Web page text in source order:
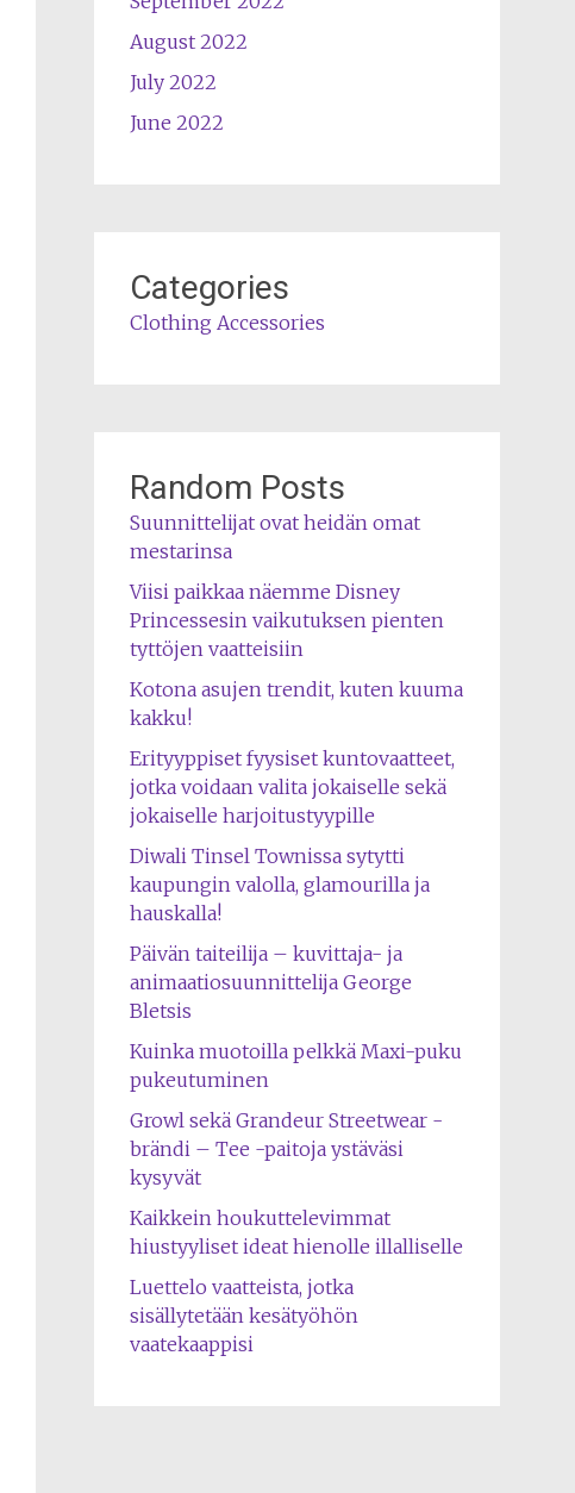
August 2022
July 2022
June 2022
Categories
Clothing Accessories
Random Posts
Suunnittelijat ovat heidän omat
mestarinsa
Viisi paikkaa näemme Disney
Princessesin vaikutuksen pienten
tyttöjen vaatteisiin
Kotona asujen trendit, kuten kuuma
kakku!
Erityyppiset fyysiset kuntovaatteet,
jotka voidaan valita jokaiselle sekä
jokaiselle harjoitustyypille
Diwali Tinsel Townissa sytytti
kaupungin valolla, glamourilla ja
hauskalla!
Päivän taiteilija – kuvittaja- ja
animaatiosuunnittelija George
Bletsis
Kuinka muotoilla pelkkä Maxi-puku
pukeutuminen
Growl sekä Grandeur Streetwear -
brändi – Tee -paitoja ystäväsi
kysyvät
Kaikkein houkuttelevimmat
hiustyyliset ideat hienolle illalliselle
Luettelo vaatteista, jotka
sisällytetään kesätyöhön
vaatekaappisi